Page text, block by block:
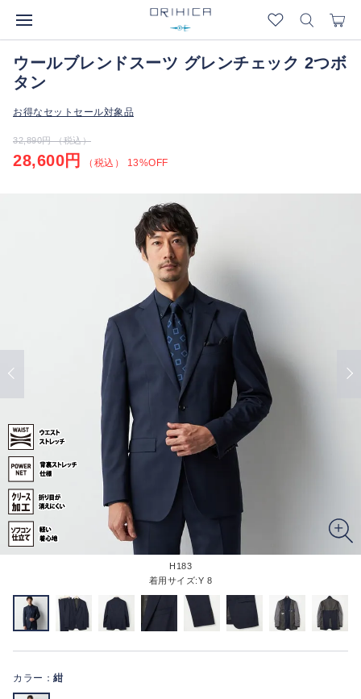
ウールブレンドスーツ グレンチェック 2つボ
タン
お得なセットセール対象品
32,890円 （税込）
28,600円 （税込） 13%OFF
H183
着用サイズ:Y 8
カラー： 紺